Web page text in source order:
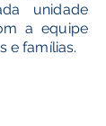
unidade
a equipe
e famílias.